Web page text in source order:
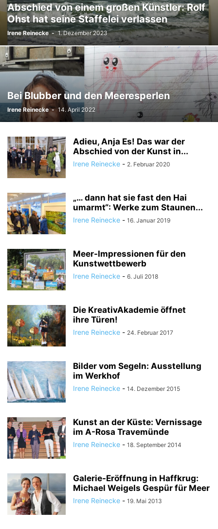
Abschied von einem großen Künstler: Rolf
Ohst hat seine Staffelei verlassen
Irene Reinecke - 1. Dezember 2023
Bei Blubber und den Meeresperlen
Irene Reinecke - 14. April 2022
Adieu, Anja Es! Das war der
Abschied von der Kunst in...
Irene Reinecke - 2. Februar 2020
„… dann hat sie fast den Hai
umarmt“: Werke zum Staunen...
Irene Reinecke - 16. Januar 2019
Meer-Impressionen für den
Kunstwettbewerb
Irene Reinecke - 6. Juli 2018
Die KreativAkademie öffnet
ihre Türen!
Irene Reinecke - 24. Februar 2017
Bilder vom Segeln: Ausstellung
im Werkhof
Irene Reinecke - 14. Dezember 2015
Kunst an der Küste: Vernissage
im A-Rosa Travemünde
Irene Reinecke - 18. September 2014
Galerie-Eröffnung in Haffkrug:
Michael Weigels Gespür für Meer
Irene Reinecke - 19. Mai 2013